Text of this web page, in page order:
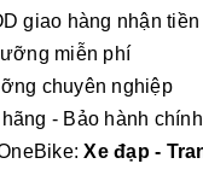
giao hàng nhận tiền
miễn phí
chuyên nghiệp
- Bảo hành
Xe đạp -